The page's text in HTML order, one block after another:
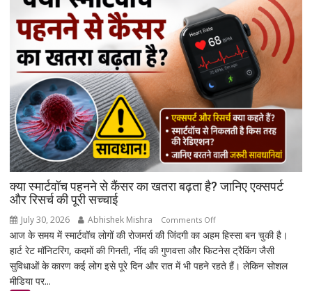
बैंक
कर
सकेंगे
आपका
मोबाइल-
लैपटॉप
लॉक,
1
जनवरी
2027
से
नए
क्या स्मार्टवॉच पहनने से कैंसर का खतरा बढ़ता है? जानिए एक्सपर्ट
और रिसर्च की पूरी सच्चाई
July 30, 2026 Abhishek Mishra Comments Offon
क्या
स्मार्टवॉच
पहनने
आज के समय में स्मार्टवॉच लोगों की रोजमर्रा की जिंदगी का अहम हिस्सा बन चुकी है।
हार्ट रेट मॉनिटरिंग, कदमों की गिनती, नींद की गुणवत्ता और फिटनेस ट्रैकिंग जैसी
सुविधाओं के कारण कई लोग इसे पूरे दिन और रात में भी पहने रहते हैं। लेकिन सोशल
मीडिया पर...